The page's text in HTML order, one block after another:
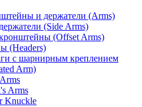
и держатели (Arms)
(Side Arms)
(Offset Arms)
(Headers)
с шарнирным креплением
Arm)
Arms
Knuckle